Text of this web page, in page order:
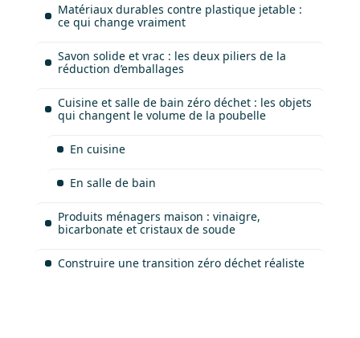
Matériaux durables contre plastique jetable :
ce qui change vraiment
Savon solide et vrac : les deux piliers de la
réduction d’emballages
Cuisine et salle de bain zéro déchet : les objets
qui changent le volume de la poubelle
En cuisine
En salle de bain
Produits ménagers maison : vinaigre,
bicarbonate et cristaux de soude
Construire une transition zéro déchet réaliste